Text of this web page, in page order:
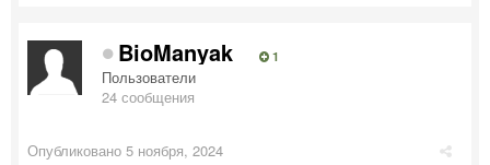
BioManyak 1
Пользователи
24 сообщения
Опубликовано 5 ноября, 2024